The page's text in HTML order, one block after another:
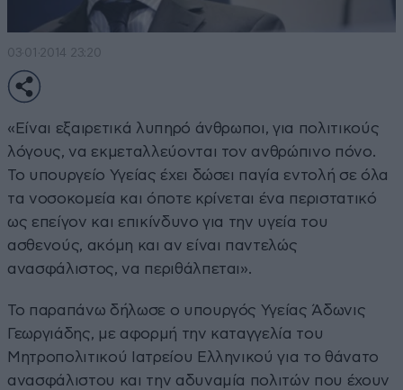
03·01·2014 23:20
«Είναι εξαιρετικά λυπηρό άνθρωποι, για πολιτικούς
λόγους, να εκμεταλλεύονται τον ανθρώπινο πόνο.
Το υπουργείο Υγείας έχει δώσει παγία εντολή σε όλα
τα νοσοκομεία και όποτε κρίνεται ένα περιστατικό
ως επείγον και επικίνδυνο για την υγεία του
ασθενούς, ακόμη και αν είναι παντελώς
ανασφάλιστος, να περιθάλπεται».
Το παραπάνω δήλωσε ο υπουργός Υγείας Άδωνις
Γεωργιάδης, με αφορμή την καταγγελία του
Μητροπολιτικού Ιατρείου Ελληνικού για το θάνατο
ανασφάλιστου και την αδυναμία πολιτών που έχουν